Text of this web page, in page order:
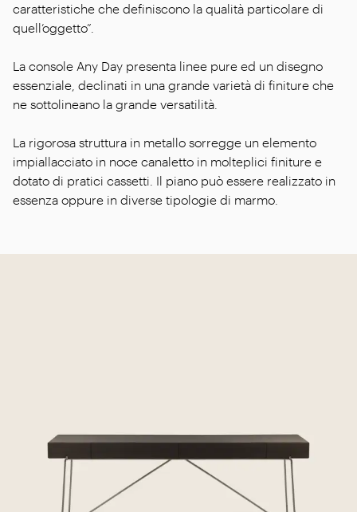
caratteristiche che definiscono la qualità particolare di
quell’oggetto”.
La console Any Day presenta linee pure ed un disegno
essenziale, declinati in una grande varietà di finiture che
ne sottolineano la grande versatilità.
La rigorosa struttura in metallo sorregge un elemento
impiallacciato in noce canaletto in molteplici finiture e
dotato di pratici cassetti. Il piano può essere realizzato in
essenza oppure in diverse tipologie di marmo.